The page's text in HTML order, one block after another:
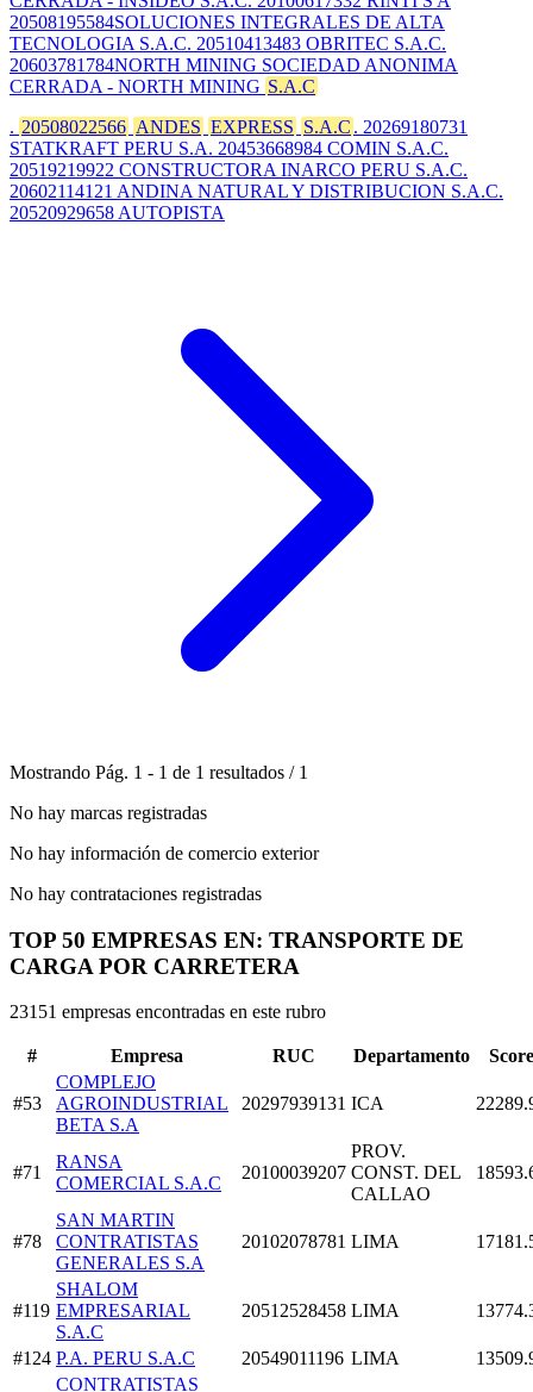
20508195584SOLUCIONES INTEGRALES DE ALTA
TECNOLOGIA S.A.C. 20510413483 OBRITEC S.A.C.
20603781784NORTH MINING SOCIEDAD ANONIMA
CERRADA - NORTH MINING S.A.C
. 20508022566 ANDES EXPRESS S.A.C . 20269180731
STATKRAFT PERU S.A. 20453668984 COMIN S.A.C.
20519219922 CONSTRUCTORA INARCO PERU S.A.C.
20602114121 ANDINA NATURAL Y DISTRIBUCION S.A.C.
20520929658 AUTOPISTA
Mostrando Pág. 1 - 1 de 1 resultados / 1
No hay marcas registradas
No hay información de comercio exterior
No hay contrataciones registradas
TOP 50 EMPRESAS EN: TRANSPORTE DE
CARGA POR CARRETERA
23151 empresas encontradas en este rubro
# Empresa RUC Departamento Score
#53
COMPLEJO
AGROINDUSTRIAL
BETA S.A
20297939131 ICA
#71
RANSA
COMERCIAL S.A.C
20100039207
PROV.
CONST. DEL
CALLAO
#78
SAN MARTIN
CONTRATISTAS
GENERALES S.A
20102078781 LIMA
#119
SHALOM
EMPRESARIAL
S.A.C
20512528458 LIMA
#124 P.A. PERU S.A.C 20549011196 LIMA
CONTRATISTAS